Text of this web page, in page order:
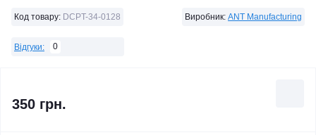
Код товару: DCPT-34-0128 Виробник: ANT Manufacturing
Відгуки: 0
350 грн.